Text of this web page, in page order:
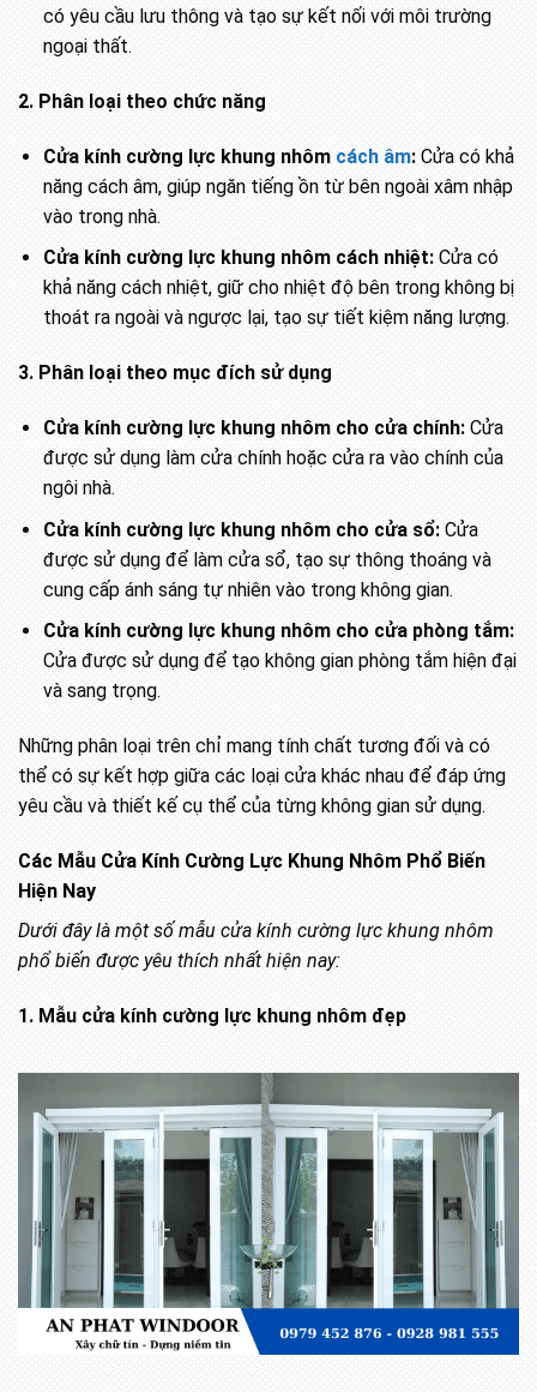
có yêu cầu lưu thông và tạo sự kết nối với môi trường
ngoại thất.
2. Phân loại theo chức năng
Cửa kính cường lực khung nhômcách âm:Cửa có khả
năng cách âm, giúp ngăn tiếng ồn từ bên ngoài xâm nhập
vào trong nhà.
Cửa kính cường lực khung nhôm cách nhiệt:Cửa có
khả năng cách nhiệt, giữ cho nhiệt độ bên trong không bị
thoát ra ngoài và ngược lại, tạo sự tiết kiệm năng lượng.
3. Phân loại theo mục đích sử dụng
Cửa kính cường lực khung nhôm cho cửa chính:Cửa
được sử dụng làm cửa chính hoặc cửa ra vào chính của
ngôi nhà.
Cửa kính cường lực khung nhôm cho cửa sổ:Cửa
được sử dụng để làm cửa sổ, tạo sự thông thoáng và
cung cấp ánh sáng tự nhiên vào trong không gian.
Cửa kính cường lực khung nhôm cho cửa phòng tắm:
Cửa được sử dụng để tạo không gian phòng tắm hiện đại
và sang trọng.
Những phân loại trên chỉ mang tính chất tương đối và có
thể có sự kết hợp giữa các loại cửa khác nhau để đáp ứng
yêu cầu và thiết kế cụ thể của từng không gian sử dụng.
Các Mẫu Cửa Kính Cường Lực Khung Nhôm Phổ Biến
Hiện Nay
Dưới đây là một số mẫu cửa kính cường lực khung nhôm
phổ biến được yêu thích nhất hiện nay:
1. Mẫu cửa kính cường lực khung nhôm đẹp